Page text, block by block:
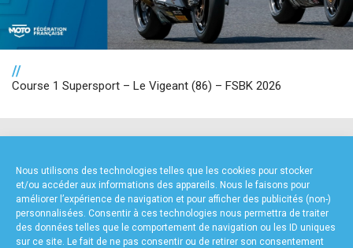
Nous utilisons des technologies telles que les cookies pour stocker
et/ou accéder aux informations des appareils. Nous le faisons pour
améliorer l’expérience de navigation et pour afficher des publicités (non-)
personnalisées. Consentir à ces technologies nous permettra de traiter
des données telles que le comportement de navigation ou les ID uniques
sur ce site. Le fait de ne pas consentir ou de retirer son consentement
//
Course 1 Supersport – Le Vigeant (86) – FSBK 2026